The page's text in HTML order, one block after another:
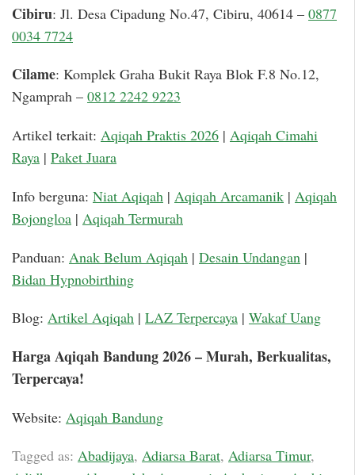
Cibiru: Jl. Desa Cipadung No.47, Cibiru, 40614 – 0877
0034 7724
Cilame: Komplek Graha Bukit Raya Blok F.8 No.12,
Ngamprah – 0812 2242 9223
Artikel terkait: Aqiqah Praktis 2026 | Aqiqah Cimahi
Raya | Paket Juara
Info berguna: Niat Aqiqah | Aqiqah Arcamanik | Aqiqah
Bojongloa | Aqiqah Termurah
Panduan: Anak Belum Aqiqah | Desain Undangan |
Bidan Hypnobirthing
Blog: Artikel Aqiqah | LAZ Terpercaya | Wakaf Uang
Harga Aqiqah Bandung 2026 – Murah, Berkualitas,
Terpercaya!
Website: Aqiqah Bandung
Tagged as: Abadijaya, Adiarsa Barat, Adiarsa Timur,